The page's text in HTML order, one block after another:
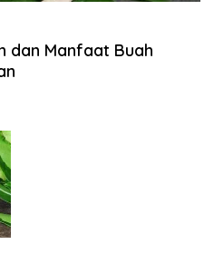
dan Manfaat Buah